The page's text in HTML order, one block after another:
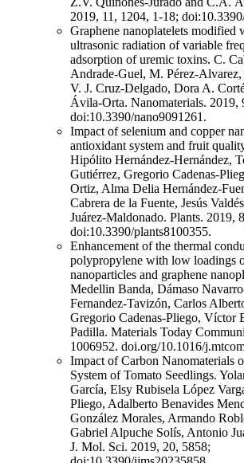
2019, 11, 1204, 1-18;
Graphene nanoplatelets modified
ultrasonic radiation of variable
adsorption of uremic toxins. C.
Andrade-Guel, M. Pérez-Alvarez,
V. J. Cruz-Delgado, Dora A.
Ávila-Orta. Nanomaterials. 2019,
doi:10.3390/nano9091261.
Impact of selenium and copper
antioxidant system and fruit
Hipólito Hernández-Hernández,
Gutiérrez, Gregorio Cadenas-
Ortiz, Alma Delia Hernández-
Cabrera de la Fuente, Jesús
Juárez-Maldonado. Plants. 2019,
doi:10.3390/plants8100355.
Enhancement of the thermal
polypropylene with low loadings
nanoparticles and graphene
Medellin Banda, Dámaso
Fernandez-Tavizón, Carlos
Gregorio Cadenas-Pliego, Víctor
Padilla. Materials Today
1006952. doi.org/10.1016/
Impact of Carbon Nanomaterials
System of Tomato Seedlings.
García, Elsy Rubisela López
Pliego, Adalberto Benavides
González Morales, Armando
Gabriel Alpuche Solís, Antonio
J. Mol. Sci. 2019, 20, 5858;